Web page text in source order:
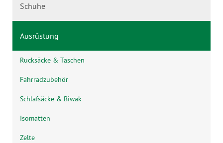
Schuhe
Ausrüstung
Rucksäcke & Taschen
Fahrradzubehör
Schlafsäcke & Biwak
Isomatten
Zelte